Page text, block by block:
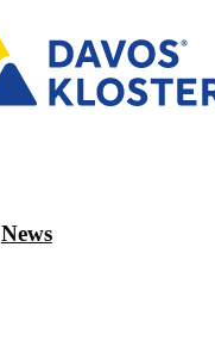
News